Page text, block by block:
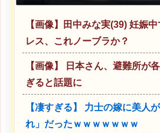
【画像】田中みな実(39) 妊娠
レス、これノーブラか？
【画像】 日本さん、避難所が
ぎると話題に
【凄すぎる】 力士の嫁に美人
れ」だったｗｗｗｗｗｗｗ